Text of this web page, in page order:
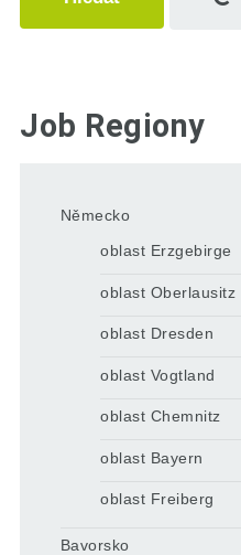
Job Regiony
Německo
oblast Erzgebirge
oblast Oberlausitz
oblast Dresden
oblast Vogtland
oblast Chemnitz
oblast Bayern
oblast Freiberg
Bavorsko